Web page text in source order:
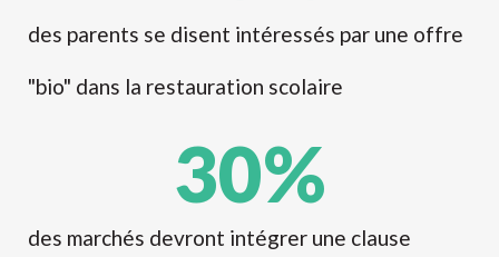
des parents se disent intéressés par une offre
"bio" dans la restauration scolaire
des marchés devront intégrer une clause
30%